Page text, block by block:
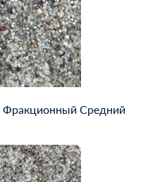
Фракционный Средний